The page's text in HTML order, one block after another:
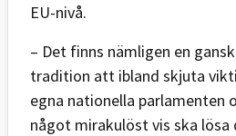
EU-nivå.
– Det finns nämligen en
tradition att ibland skjuta
egna nationella parlamenten
något mirakulöst vis ska